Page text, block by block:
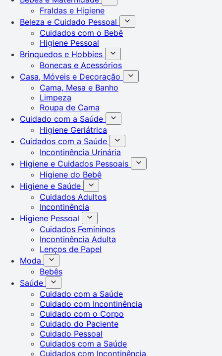
Fraldas e Higiene
Beleza e Cuidado Pessoal
Cuidados com o Bebê
Higiene Pessoal
Brinquedos e Hobbies
Bonecas e Acessórios
Casa, Móveis e Decoração
Cama, Mesa e Banho
Limpeza
Roupa de Cama
Cuidado com a Saúde
Higiene Geriátrica
Cuidados com a Saúde
Incontinência Urinária
Higiene e Cuidados Pessoais
Higiene do Bebê
Higiene e Saúde
Cuidados Adultos
Incontinência
Higiene Pessoal
Cuidados Femininos
Incontinência Adulta
Lenços de Papel
Moda
Bebês
Saúde
Cuidado com a Saúde
Cuidado com Incontinência
Cuidado com o Corpo
Cuidado do Paciente
Cuidado Pessoal
Cuidados com a Saúde
Cuidados com Incontinência